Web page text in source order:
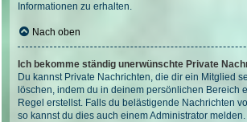
Informationen zu erhalten.
Nach oben
Ich bekomme ständig unerwünschte Private
Du kannst Private Nachrichten, die dir ein Mitglied
löschen, indem du in deinem persönlichen Bereich
Regel erstellst. Falls du belästigende Nachrichten
so kannst du dies auch einem Administrator